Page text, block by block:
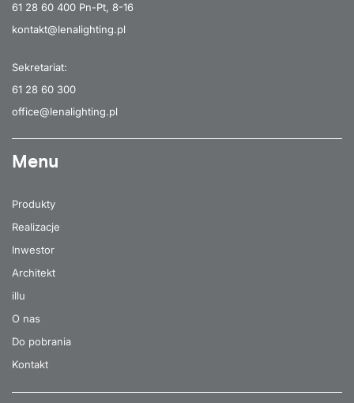
61 28 60 400 Pn-Pt, 8-16
kontakt@lenalighting.pl
Sekretariat:
61 28 60 300
office@lenalighting.pl
Menu
Produkty
Realizacje
Inwestor
Architekt
illu
O nas
Do pobrania
Kontakt